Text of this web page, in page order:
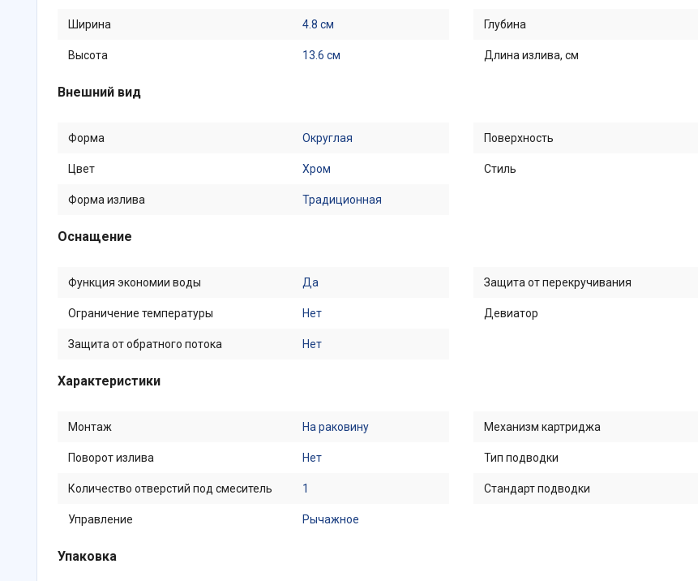
Ширина 4.8 см
Высота 13.6 см
Глубина
Длина излива, см
Внешний вид
Форма Округлая
Цвет Хром
Форма излива Традиционная
Поверхность
Стиль
Оснащение
Функция экономии воды Да
Ограничение температуры Нет
Защита от обратного потока Нет
Защита от перекручивания
Девиатор
Характеристики
Монтаж На раковину
Поворот излива Нет
Количество отверстий под смеситель 1
Управление Рычажное
Механизм картриджа
Тип подводки
Стандарт подводки
Упаковка